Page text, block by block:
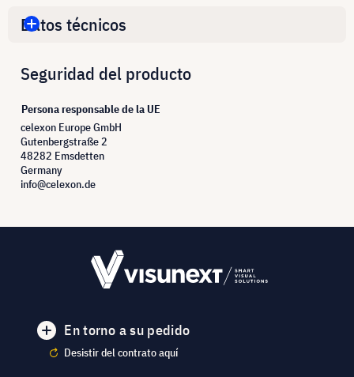
Datos técnicos
Seguridad del producto
Persona responsable de la UE
celexon Europe GmbH
Gutenbergstraße 2
48282 Emsdetten
Germany
info@celexon.de
En torno a su pedido
Desistir del contrato aquí